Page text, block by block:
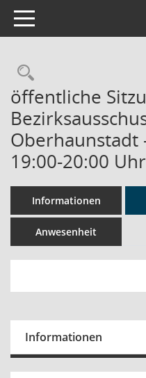
Toggle navigation
öffentliche
Oberhaunstadt
19:00-20:00 Uhr
Informationen
Anwesenheit
Informationen